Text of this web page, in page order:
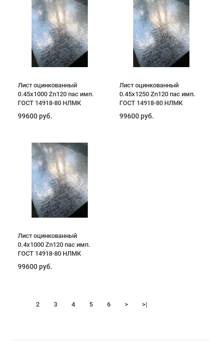
Лист оцинкованный
0.45х1000 Zn120 пас имп.
ГОСТ 14918-80 НЛМК
99600 руб.
Лист оцинкованный
0.45х1250 Zn120 пас имп.
ГОСТ 14918-80 НЛМК
99600 руб.
Лист оцинкованный
0.4х1000 Zn120 пас имп.
ГОСТ 14918-80 НЛМК
99600 руб.
2 3 4 5 6 > >|